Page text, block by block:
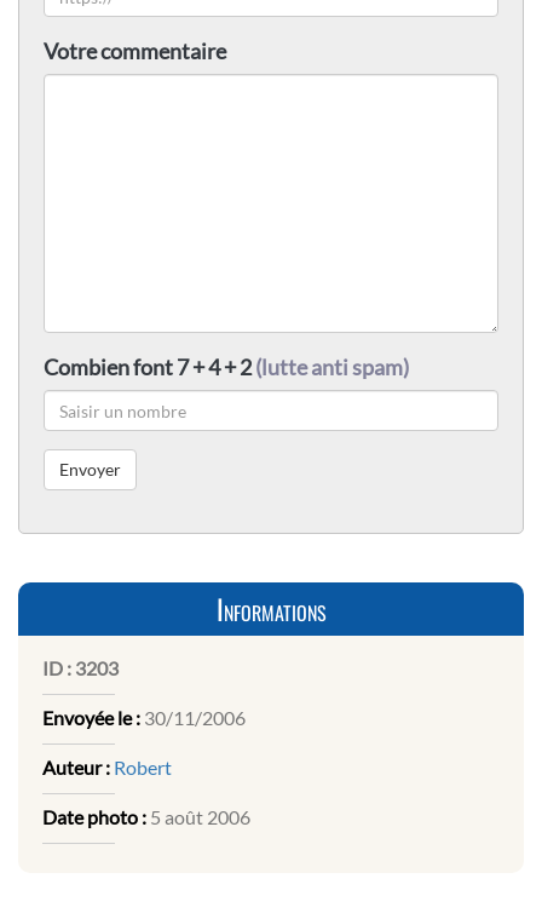
Votre commentaire
Combien font 7 + 4 + 2(lutte anti spam)
Informations
ID : 3203
Envoyée le : 30/11/2006
Auteur : Robert
Date photo : 5 août 2006